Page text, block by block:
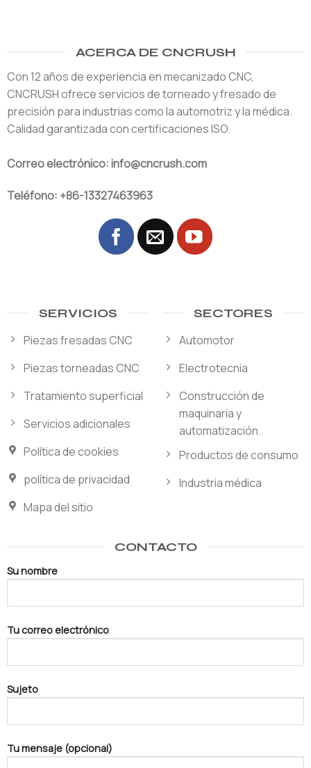
ACERCA DE CNCRUSH
Con 12 años de experiencia en mecanizado CNC,
CNCRUSH ofrece servicios de torneado y fresado de
precisión para industrias como la automotriz y la médica.
Calidad garantizada con certificaciones ISO.
Correo electrónico: info@cncrush.com
Teléfono: +86-13327463963
SERVICIOS
Piezas fresadas CNC
Piezas torneadas CNC
Tratamiento superficial
Servicios adicionales
Política de cookies
política de privacidad
Mapa del sitio
SECTORES
Automotor
Electrotecnia
Construcción de
maquinaria y
automatización.
Productos de consumo
Industria médica
CONTACTO
Su nombre
Tu correo electrónico
Sujeto
Tu mensaje (opcional)